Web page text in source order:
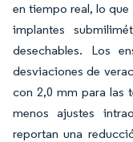
en tiempo real, lo
implantes
desechables. Los
desviaciones de
con 2,0 mm para las
menos ajustes
reportan una